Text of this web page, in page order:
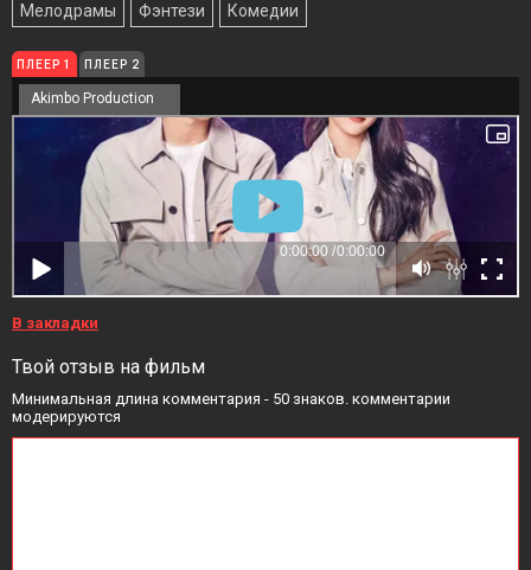
Мелодрамы Фэнтези Комедии
ПЛЕЕР 1 ПЛЕЕР 2
Akimbo Production
В закладки
Твой отзыв на фильм
Минимальная длина комментария - 50 знаков. комментарии
модерируются